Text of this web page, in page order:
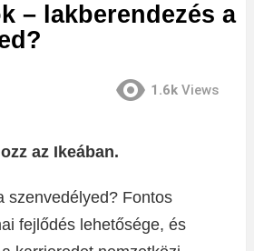
– lakberendezés a
1.6k Views
az Ikeában.
szenvedélyed? Fontos
fejlődés lehetősége, és